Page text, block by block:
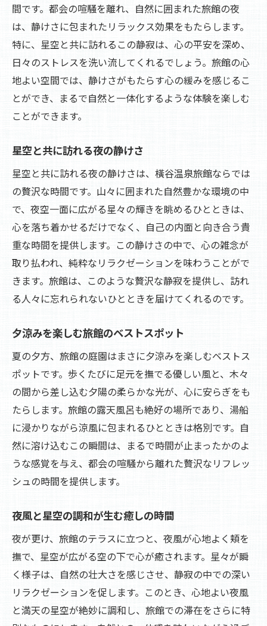
間です。都会の喧騒を離れ、自然に囲まれた旅館の夜
は、静けさに包まれたリラックス効果をもたらします。
特に、星空と共に訪れるこの静寂は、心の平安を深め、
日々のストレスを洗い流してくれるでしょう。旅館の心
地よい空間では、静けさがもたらす心の緩みを感じるこ
とができ、まるで自然と一体化するような体験を楽しむ
ことができます。
星空と共に訪れる夜の静けさ
星空と共に訪れる夜の静けさは、橫谷温泉旅館ならでは
の贅沢な時間です。山々に囲まれた自然豊かな環境の中
で、夜空一面に広がる星々の輝きを眺めるひとときは、
心を落ち着かせるだけでなく、自己の内面と向き合う貴
重な時間を提供します。この静けさの中で、心の雑念が
取り払われ、純粋なリラクゼーションを味わうことがで
きます。旅館は、このような贅沢な静寂を提供し、訪れ
る人々に忘れられないひとときを届けてくれるのです。
夕涼みを楽しむ旅館のベストスポット
夏の夕方、旅館の庭園はまさに夕涼みを楽しむベストス
ポットです。歩くたびに足元を撫でる優しい風と、木々
の間から差し込む夕陽の柔らかな光が、心に安らぎをも
たらします。旅館の露天風呂も絶好の場所であり、湯船
に浸かりながら涼風に包まれるひとときは格別です。自
然に溶け込むこの瞬間は、まるで時間が止まったかのよ
うな感覚を与え、都会の喧騒から離れた贅沢なリフレッ
シュの時間を提供します。
夜風と星空の調和が生む癒しの時間
夜が更け、旅館のテラスに立つと、夜風が心地よく頬を
撫で、星空が広がる空の下で心が癒されます。星々が瞬
く様子は、自然の壮大さを感じさせ、静寂の中での深い
リラクゼーションを促します。このとき、心地よい夜風
と満天の星空が絶妙に調和し、旅館での滞在をさらに特